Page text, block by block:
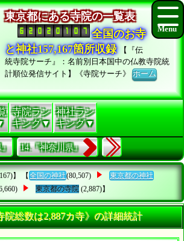
東京都にある寺院の一覧表
全国のお寺
と神社157,167箇所収録
【『伝
統寺院サーチ』：名前別日本国中の仏教寺院統
計順位発信サイト】《寺院サーチ》ホーム
寺院ラン
キング▼
神社ラン
キング▼
』 14.『神奈川県』
】 【 全国の神社(80,507)
東京都の神社
東京都の寺院 (2,887)】
院総数は2,887カ寺》の詳細統計